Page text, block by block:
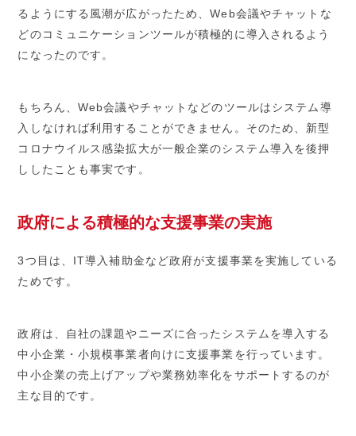
るようにする風潮が広がったため、Web会議やチャットな
どのコミュニケーションツールが積極的に導入されるよう
になったのです。
もちろん、Web会議やチャットなどのツールはシステム導
入しなければ利用することができません。そのため、新型
コロナウイルス感染拡大が一般企業のシステム導入を後押
ししたことも事実です。
政府による積極的な支援事業の実施
3つ目は、IT導入補助金など政府が支援事業を実施している
ためです。
政府は、自社の課題やニーズに合ったシステムを導入する
中小企業・小規模事業者向けに支援事業を行っています。
中小企業の売上げアップや業務効率化をサポートするのが
主な目的です。